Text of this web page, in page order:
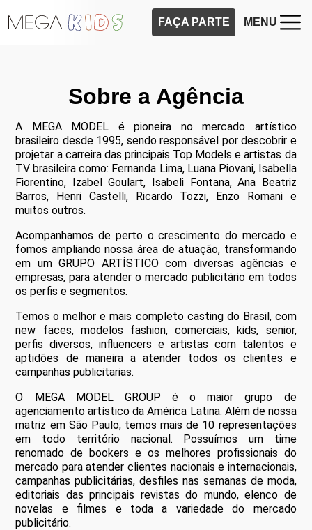
FAÇA PARTE MENU
Sobre a Agência
A MEGA MODEL é pioneira no mercado artístico
brasileiro desde 1995, sendo responsável por descobrir e
projetar a carreira das principais Top Models e artistas da
TV brasileira como: Fernanda Lima, Luana Piovani, Isabella
Fiorentino, Izabel Goulart, Isabeli Fontana, Ana Beatriz
Barros, Henri Castelli, Ricardo Tozzi, Enzo Romani e
muitos outros.
Acompanhamos de perto o crescimento do mercado e
fomos ampliando nossa área de atuação, transformando
em um GRUPO ARTÍSTICO com diversas agências e
empresas, para atender o mercado publicitário em todos
os perfis e segmentos.
Temos o melhor e mais completo casting do Brasil, com
new faces, modelos fashion, comerciais, kids, senior,
perfis diversos, influencers e artistas com talentos e
aptidões de maneira a atender todos os clientes e
campanhas publicitarias.
O MEGA MODEL GROUP é o maior grupo de
agenciamento artístico da América Latina. Além de nossa
matriz em São Paulo, temos mais de 10 representações
em todo território nacional. Possuímos um time
renomado de bookers e os melhores profissionais do
mercado para atender clientes nacionais e internacionais,
campanhas publicitárias, desfiles nas semanas de moda,
editoriais das principais revistas do mundo, elenco de
novelas e filmes e toda a variedade do mercado
publicitário.